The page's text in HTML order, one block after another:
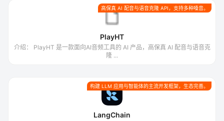
高保真 AI 配音与语音克隆 API，支持多种嗓音。
PlayHT
介绍： PlayHT 是一款面向AI音频工具的 AI 产品，高保真 AI 配音与语音克
隆 ...
构建 LLM 应用与智能体的主流开发框架，生态完善。
LangChain